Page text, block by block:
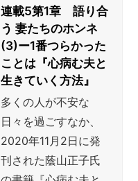
連載5第1章 語り合
う 妻たちのホンネ
(3)ー1番つらかった
ことは『心病む夫と
生きていく方法』
多くの人が不安な
日々を過ごすなか、
2020年11月2日に発
刊された蔭山正子氏